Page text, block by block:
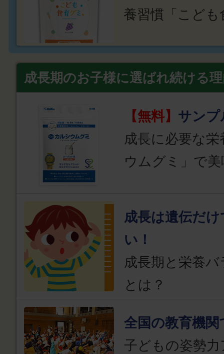
養習慣「こども
成長期のお子様に選ばれ続ける
【無料】 サンプ
成長に必要な
ウムグミ」で
成長は遺伝だ
い！
成長期と栄養
とは？
全国の教育機関
子どもの姿勢